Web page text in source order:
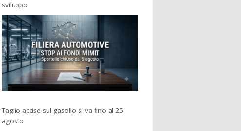
sviluppo
Taglio accise sul gasolio si va fino al 25
agosto